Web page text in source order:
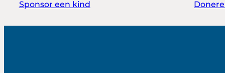
Sponsor een kind